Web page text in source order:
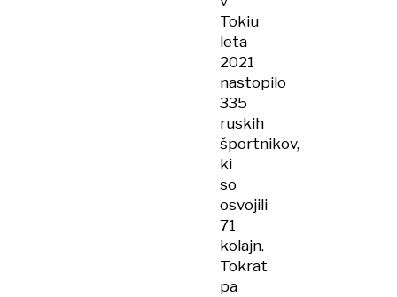
Tokiu
leta
2021
nastopilo
335
ruskih
športnikov,
ki
so
osvojili
71
kolajn.
Tokrat
pa